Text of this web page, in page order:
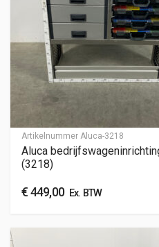
Artikelnummer Aluca-3218
Aluca
(3218)
€449,00Ex. BTW